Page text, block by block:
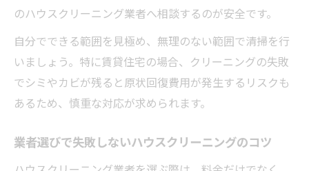
定期的なベッド清掃で健康リスクを減らす
方法
のハウスクリーニング業者へ相談するのが安全です。
自分でできる範囲を見極め、無理のない範囲で清掃を行
いましょう。特に賃貸住宅の場合、クリーニングの失敗
でシミやカビが残ると原状回復費用が発生するリスクも
あるため、慎重な対応が求められます。
業者選びで失敗しないハウスクリーニングのコツ